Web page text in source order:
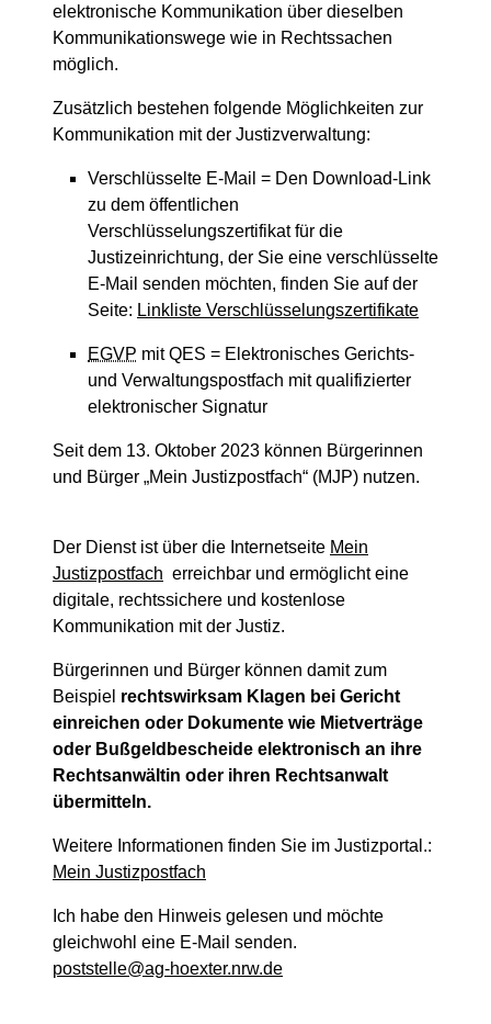
elektronische Kommunikation über dieselben
Kommunikationswege wie in Rechtssachen
möglich.
Zusätzlich bestehen folgende Möglichkeiten zur
Kommunikation mit der Justizverwaltung:
Verschlüsselte E-Mail = Den Download-Link
zu dem öffentlichen
Verschlüsselungszertifikat für die
Justizeinrichtung, der Sie eine verschlüsselte
E-Mail senden möchten, finden Sie auf der
Seite: Linkliste Verschlüsselungszertifikate
EGVP mit QES = Elektronisches Gerichts-
und Verwaltungspostfach mit qualifizierter
elektronischer Signatur
Seit dem 13. Oktober 2023 können Bürgerinnen
und Bürger „Mein Justizpostfach“ (MJP) nutzen.
Der Dienst ist über die Internetseite Mein
Justizpostfach erreichbar und ermöglicht eine
digitale, rechtssichere und kostenlose
Kommunikation mit der Justiz.
Bürgerinnen und Bürger können damit zum
Beispiel rechtswirksam Klagen bei Gericht
einreichen oder Dokumente wie Mietverträge
oder Bußgeldbescheide elektronisch an ihre
Rechtsanwältin oder ihren Rechtsanwalt
übermitteln.
Weitere Informationen finden Sie im Justizportal.:
Mein Justizpostfach
Ich habe den Hinweis gelesen und möchte
gleichwohl eine E-Mail senden.
poststelle@ag-hoexter.nrw.de